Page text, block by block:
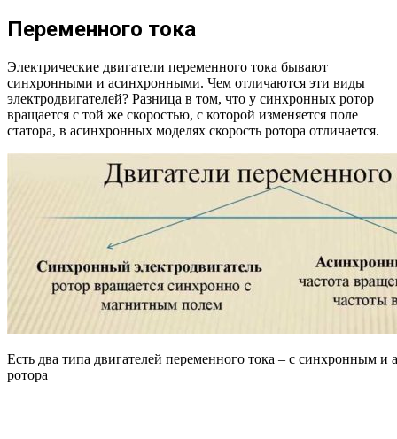
Переменного тока
Электрические двигатели переменного тока бывают
синхронными и асинхронными. Чем отличаются эти виды
электродвигателей? Разница в том, что у синхронных ротор
вращается с той же скоростью, с которой изменяется поле
статора, в асинхронных моделях скорость ротора отличается.
Есть два типа двигателей переменного тока – с синхронным
ротора